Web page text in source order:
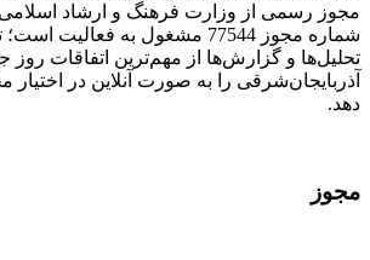
مجوز رسمی از وزارت فرهنگ و ارشاد
شماره مجوز 77544 مشغول به
تحلیل‌ها و گزارش‌ها از مهم‌ترین اتفاقات روز
آذربایجان‌شرقی را به صورت آنلاین در اختیار
دهد.
مجوز